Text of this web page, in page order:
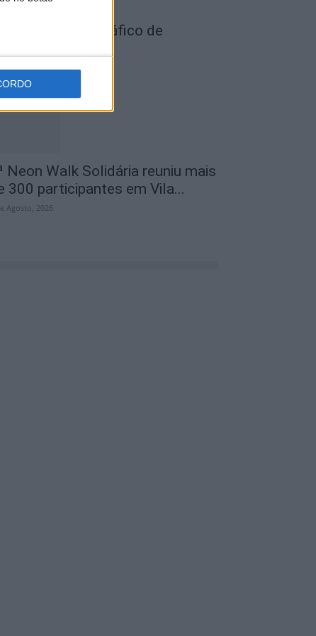
detidos por tráfico de
Agosto, 2026
Neon Walk Solidária reuniu mais
300 participantes em Vila...
Agosto, 2026